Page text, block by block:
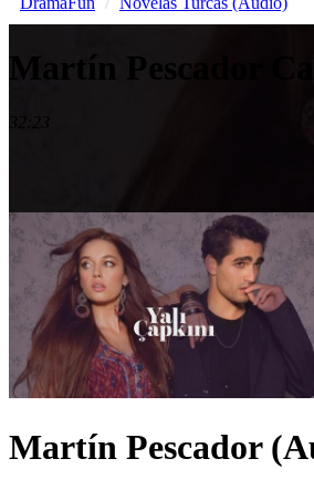
Martín Pescador
Martín Pescador